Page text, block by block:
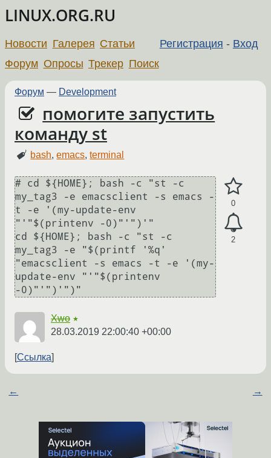
LINUX.ORG.RU
Регистрация - Вход
Новости Галерея Статьи
Форум Опросы Трекер Поиск
Форум — Development
помогите запустить
команду st
bash,emacs,terminal
0
2
# cd ${HOME}; bash -c "st -c
my_tag3 -e emacsclient -s emacs -
t -e '(my-update-env
"'"$(printenv -0)"'")'"
cd ${HOME}; bash -c "st -c
my_tag3 -e "$(printf '%q'
"emacsclient -s emacs -t -e '(my-
update-env "'"$(printenv
-0)"'")'")"
Xwo ★
28.03.2019 22:00:40 +00:00
Ссылка
← →